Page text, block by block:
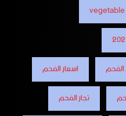
الفحم
اسعار الفحم
تجار الفحم